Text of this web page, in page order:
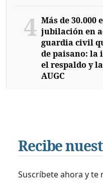
4 Más de
jubilación en
guardia civil
de paisano: la
el respaldo y
AUGC
Recibe
Suscríbete ahora y